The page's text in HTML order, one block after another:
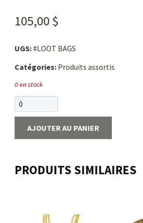
105,00 $
UGS:#LOOT BAGS
Catégories: Produits assortis
0 en stock
AJOUTER AU PANIER
PRODUITS SIMILAIRES